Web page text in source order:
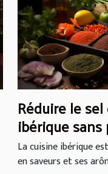
Réduire le
ibérique
La cuisine ibérique
en saveurs et ses